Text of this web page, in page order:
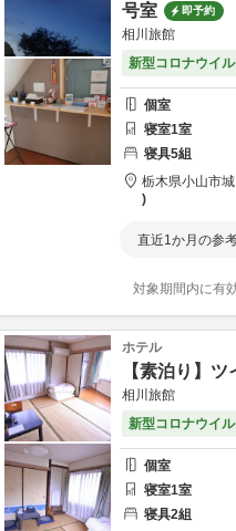
号室
即予約
相川旅館
新型コロナウイ
個室
寝室1室
寝具5組
栃木県小山市
直近1か月の参
対象期間内に有
ホテル
【素泊り】
相川旅館
新型コロナウイ
個室
寝室1室
寝具2組